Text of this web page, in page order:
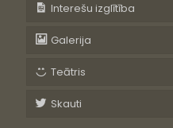
Interešu izglītība
Galerija
Teātris
Skauti